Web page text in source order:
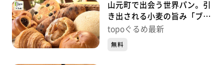
山元町で出会う世界パン。引
き出される小麦の旨み「ブロ
ートドルフ」（山元町山寺町
topoぐるめ最新
無料